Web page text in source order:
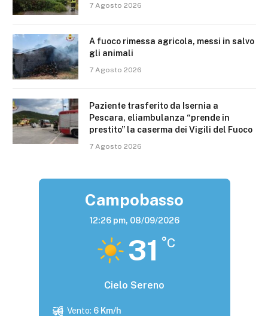
7 Agosto 2026
A fuoco rimessa agricola, messi in salvo
gli animali
7 Agosto 2026
Paziente trasferito da Isernia a
Pescara, eliambulanza “prende in
prestito” la caserma dei Vigili del Fuoco
7 Agosto 2026
Campobasso
12:26 pm, 08/09/2026
31 °C
Cielo Sereno
Vento: 6 Km/h